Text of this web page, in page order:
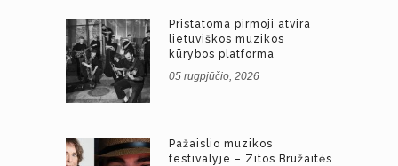
Pristatoma pirmoji atvira
lietuviškos muzikos
kūrybos platforma
05 rugpjūčio, 2026
Pažaislio muzikos
festivalyje – Zitos Bružaitės